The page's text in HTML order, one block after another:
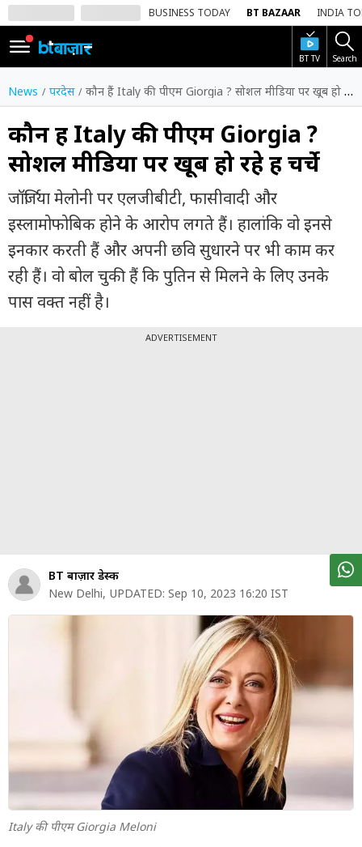
BUSINESS TODAY BT BAZAAR INDIA
BT TV Search
SIGN
IN
Dark
Mode
होम
शेयर
बाज़ार
वीडियो
ट्रेंडिंग
शेयर
बाज़ार
ट्रेंडिंग
वीडियो
News परदेस कौन हैं Italy की पीएम Giorgia ? सोशल मीडिया पर खूब हो रहे हैं चर्चे
कौन हैं Italy की पीएम Giorgia ?
सोशल मीडिया पर खूब हो रहे हैं चर्चे
जॉर्जिया मेलोनी पर एलजीबीटी, फासीवादी और
इस्लामोफोबिक होने के आरोप लगते हैं। हालांकि वो इनसे
इनकार करती हैं और अपनी छवि सुधारने पर भी काम कर
रही हैं। वो बोल चुकी हैं कि पुतिन से मिलने के लिए उनके
पास वक्त नहीं है।
ADVERTISEMENT
BT बाज़ार डेस्क
New Delhi, UPDATED: Sep 10, 2023 16:20 IST
Italy की पीएम Giorgia Meloni